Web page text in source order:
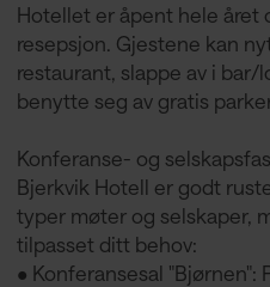
Hotellet er åpent hele året
resepsjon. Gjestene kan
restaurant, slappe av i
benytte seg av gratis
Konferanse- og
Bjerkvik Hotell er godt
typer møter og selskaper,
tilpasset ditt behov:
• Konferansesal